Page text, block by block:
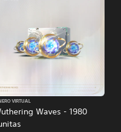
Waves - 1980
VIRTUAL